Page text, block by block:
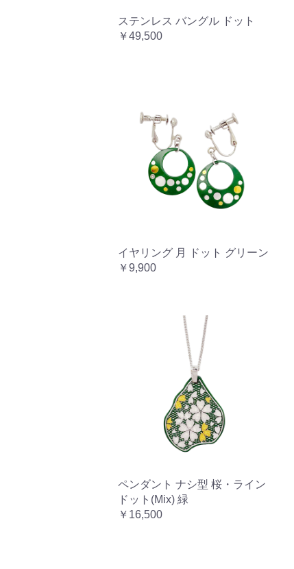
ステンレス バングル ドット
￥49,500
イヤリング 月 ドット グリーン
￥9,900
ペンダント ナシ型 桜・ライン
ドット(Mix) 緑
￥16,500